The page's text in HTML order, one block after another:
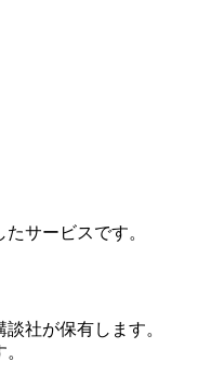
サービスです。
社が保有します。